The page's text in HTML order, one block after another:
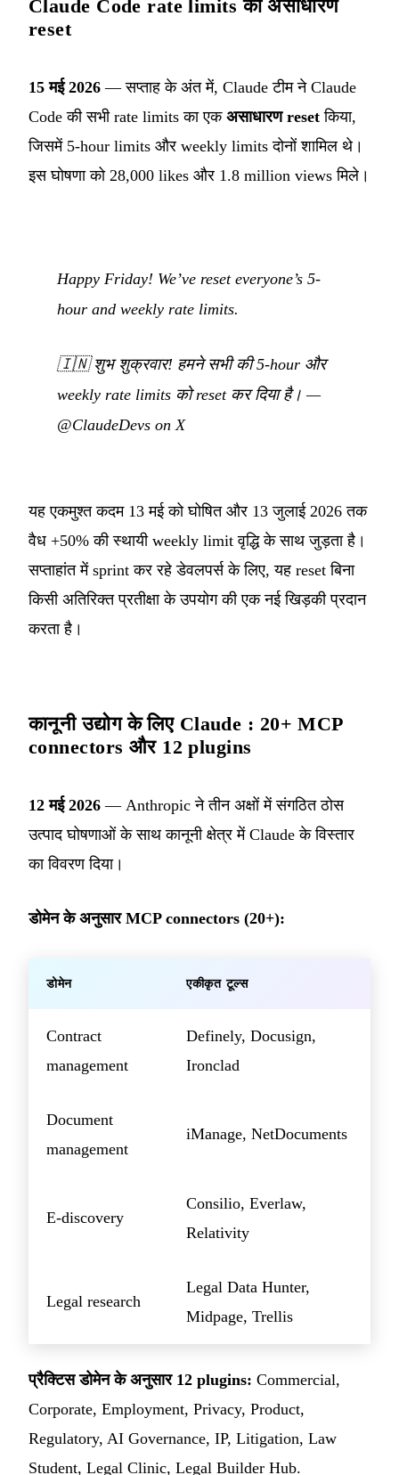
Claude Code rate limits का असाधारण
reset
15 मई 2026 — सप्ताह के अंत में, Claude टीम ने Claude
Code की सभी rate limits का एक असाधारण reset किया,
जिसमें 5-hour limits और weekly limits दोनों शामिल थे।
इस घोषणा को 28,000 likes और 1.8 million views मिले।
Happy Friday! We’ve reset everyone’s 5-
hour and weekly rate limits.
🇮🇳शुभ शुक्रवार! हमने सभी की 5-hour और
weekly rate limits को reset कर दिया है। —
@ClaudeDevs on X
यह एकमुश्त कदम 13 मई को घोषित और 13 जुलाई 2026 तक
वैध +50% की स्थायी weekly limit वृद्धि के साथ जुड़ता है।
सप्ताहांत में sprint कर रहे डेवलपर्स के लिए, यह reset बिना
किसी अतिरिक्त प्रतीक्षा के उपयोग की एक नई खिड़की प्रदान
करता है।
कानूनी उद्योग के लिए Claude : 20+ MCP
connectors और 12 plugins
12 मई 2026 — Anthropic ने तीन अक्षों में संगठित ठोस
उत्पाद घोषणाओं के साथ कानूनी क्षेत्र में Claude के विस्तार
का विवरण दिया।
डोमेन के अनुसार MCP connectors (20+):
डोमेन एकीकृत टूल्स
Contract
management
Definely, Docusign,
Ironclad
Document
management
iManage, NetDocuments
E-discovery
Consilio, Everlaw,
Relativity
Legal research
Legal Data Hunter,
Midpage, Trellis
प्रैक्टिस डोमेन के अनुसार 12 plugins: Commercial,
Corporate, Employment, Privacy, Product,
Regulatory, AI Governance, IP, Litigation, Law
Student, Legal Clinic, Legal Builder Hub.